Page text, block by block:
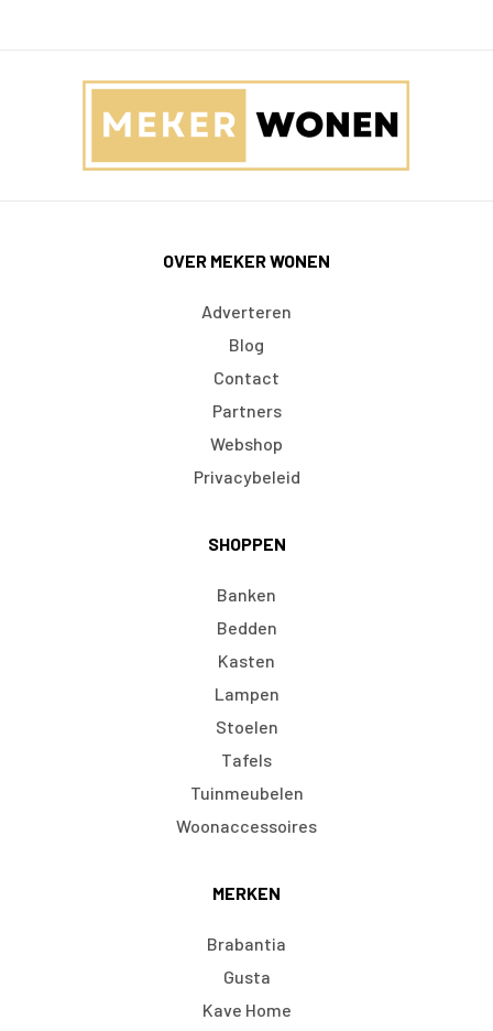
OVER MEKER WONEN
Adverteren
Blog
Contact
Partners
Webshop
Privacybeleid
SHOPPEN
Banken
Bedden
Kasten
Lampen
Stoelen
Tafels
Tuinmeubelen
Woonaccessoires
MERKEN
Brabantia
Gusta
Kave Home